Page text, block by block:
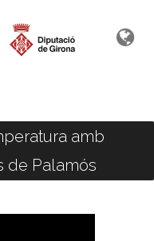
amb
de Palamós